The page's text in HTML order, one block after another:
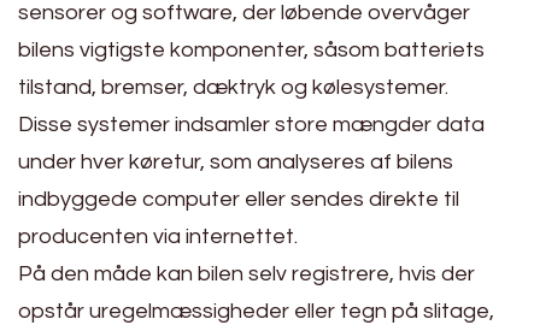
sensorer og software, der løbende overvåger
bilens vigtigste komponenter, såsom batteriets
tilstand, bremser, dæktryk og kølesystemer.
Disse systemer indsamler store mængder data
under hver køretur, som analyseres af bilens
indbyggede computer eller sendes direkte til
producenten via internettet.
På den måde kan bilen selv registrere, hvis der
opstår uregelmæssigheder eller tegn på slitage,